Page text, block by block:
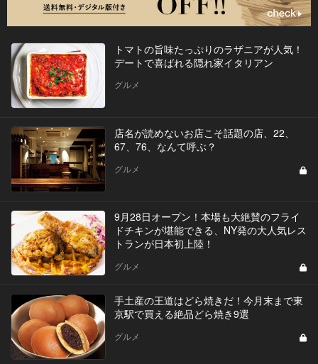
トマトの旨味たっぷりのラザニアが人気！
デートで喜ばれる隠れ家イタリアン
グルメ
店名が読めないお店こそ話題の店、22、
67、76、なんて呼ぶ？
グルメ
9月28日オープン！本場も大絶賛のフライ
ドチキンが堪能できる、NY発の大人気レス
トランが日本初上陸！
グルメ
手土産の王道はどら焼きだ！今月末まで東
京駅で買える絶品どら焼き9選
グルメ